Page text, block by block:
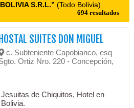
S.R.L.” (Todo Bolivia)
694 resultados
HOSTAL SUITES DON MIGUEL
c. Subteniente Capobianco, esq
Ortiz Nro. 220 - Concepción,
de Chiquitos, Hotel en